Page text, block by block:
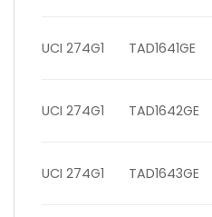
UCI 274G1 TAD1641GE
UCI 274G1 TAD1642GE
UCI 274G1 TAD1643GE